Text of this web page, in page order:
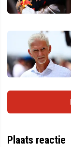
Plaats reactie